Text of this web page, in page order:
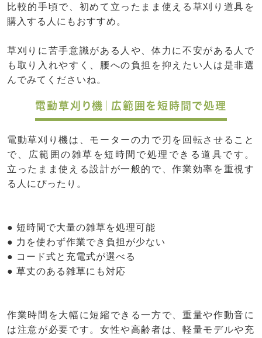
比較的手頃で、初めて立ったまま使える草刈り道具を
購入する人にもおすすめ。
草刈りに苦手意識がある人や、体力に不安がある人で
も取り入れやすく、腰への負担を抑えたい人は是非選
んでみてくださいね。
電動草刈り機｜広範囲を短時間で処理
電動草刈り機は、モーターの力で刃を回転させること
で、広範囲の雑草を短時間で処理できる道具です。
立ったまま使える設計が一般的で、作業効率を重視す
る人にぴったり。
● 短時間で大量の雑草を処理可能
● 力を使わず作業でき負担が少ない
● コード式と充電式が選べる
● 草丈のある雑草にも対応
作業時間を大幅に短縮できる一方で、重量や作動音に
は注意が必要です。女性や高齢者は、軽量モデルや充